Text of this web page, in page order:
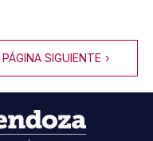
PÁGINA SIGUIENTE ›